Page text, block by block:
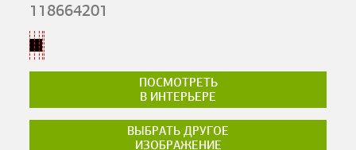
118664201
ПОСМОТРЕТЬ
В ИНТЕРЬЕРЕ
ВЫБРАТЬ ДРУГОЕ
ИЗОБРАЖЕНИЕ